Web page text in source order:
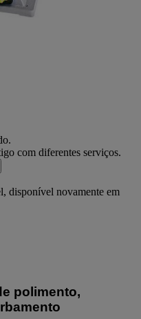
com diferentes serviços.
disponível novamente em
polimento,